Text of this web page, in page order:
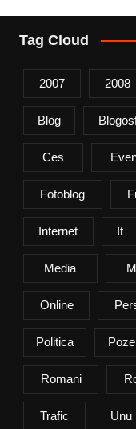
Tag Cloud
2007 2008
Blog
Ces
Fotoblog
Internet It
Media
Online
Politica Poze
Romani
Trafic Unu